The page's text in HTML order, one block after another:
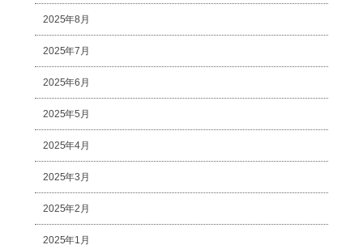
2025年8月
2025年7月
2025年6月
2025年5月
2025年4月
2025年3月
2025年2月
2025年1月